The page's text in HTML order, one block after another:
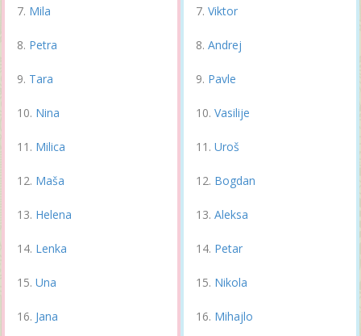
Mila
Petra
Tara
Nina
Milica
Maša
Helena
Lenka
Una
Jana
Viktor
Andrej
Pavle
Vasilije
Uroš
Bogdan
Aleksa
Petar
Nikola
Mihajlo